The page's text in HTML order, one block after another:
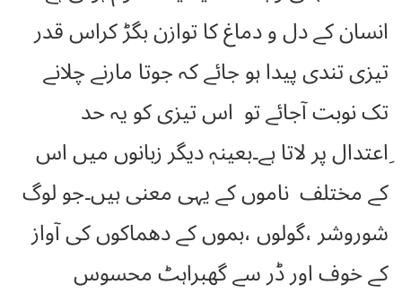
انسان کے دل و دماغ کا توازن بگڑ کراس قدر
تیزی تندی پیدا ہو جائے کہ جوتا مارنے چلانے
تک نوبت آجائے تو اس تیزی کو یہ حد
ِاعتدال پر لاتا ہے۔بعینہٖ دیگر زبانوں میں اس
کے مختلف ناموں کے یہی معنی ہیں۔جو لوگ
شوروشر ،گولوں ،بموں کے دھماکوں کی آواز
کے خوف اور ڈر سے گھبراہٹ محسوس